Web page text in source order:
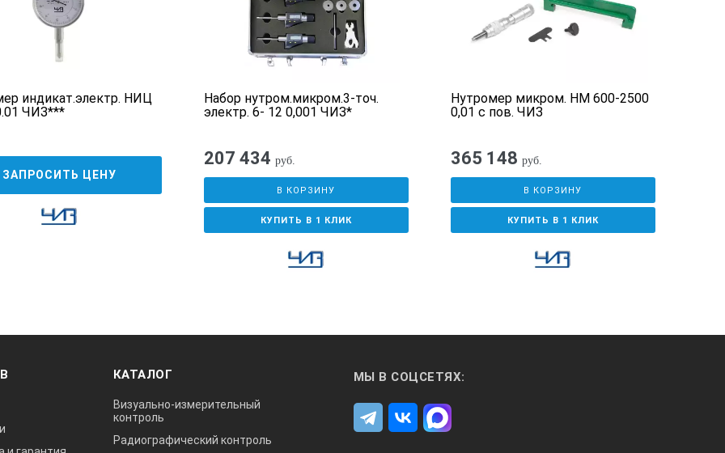
индикат.электр. НИЦ
ЧИЗ***
ЗАПРОСИТЬ ЦЕНУ
Набор нутром.микром.3-точ.
электр. 6- 12 0,001 ЧИЗ*
207 434 руб.
В КОРЗИНУ
КУПИТЬ В 1 КЛИК
Нутромер микром. НМ 600-2500
0,01 с пов. ЧИЗ
365 148 руб.
В КОРЗИНУ
КУПИТЬ В 1 КЛИК
КАТАЛОГ
Визуально-измерительный
контроль
Радиографический контроль
МЫ В СОЦСЕТЯХ: